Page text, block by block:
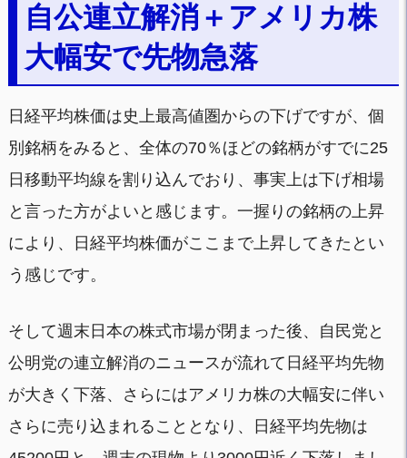
自公連立解消＋アメリカ株
大幅安で先物急落
日経平均株価は史上最高値圏からの下げですが、個
別銘柄をみると、全体の70％ほどの銘柄がすでに25
日移動平均線を割り込んでおり、事実上は下げ相場
と言った方がよいと感じます。一握りの銘柄の上昇
により、日経平均株価がここまで上昇してきたとい
う感じです。
そして週末日本の株式市場が閉まった後、自民党と
公明党の連立解消のニュースが流れて日経平均先物
が大きく下落、さらにはアメリカ株の大幅安に伴い
さらに売り込まれることとなり、日経平均先物は